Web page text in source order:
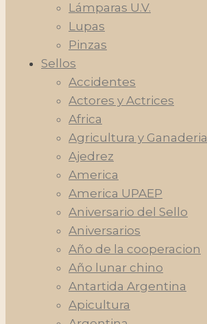
Lámparas U.V.
Lupas
Pinzas
Sellos
Accidentes
Actores y Actrices
Africa
Agricultura y Ganaderia
Ajedrez
America
America UPAEP
Aniversario del Sello
Aniversarios
Año de la cooperacion
Año lunar chino
Antartida Argentina
Apicultura